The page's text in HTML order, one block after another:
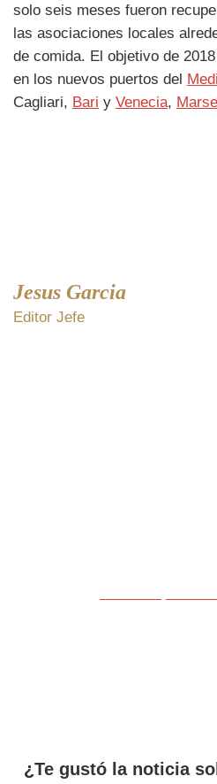
solo seis meses fueron
las asociaciones locales
de comida. El objetivo de
en los nuevos puertos del
Cagliari, Bari y Venecia,
Jesus Garcia
Editor Jefe
¿Te gustó la noticia